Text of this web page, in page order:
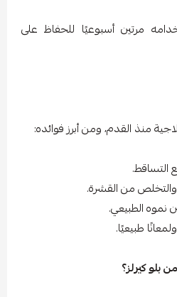
مرتين أسبوعيًا للحفاظ على
منذ القدم، ومن أبرز فوائده:
التساقط.
من القشرة.
نموه الطبيعي.
طبيعيًا.
بلو كيرلز؟